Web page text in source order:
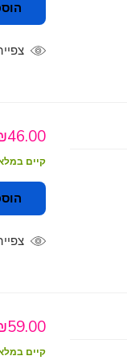
46.00
קיים
59.00
קיים